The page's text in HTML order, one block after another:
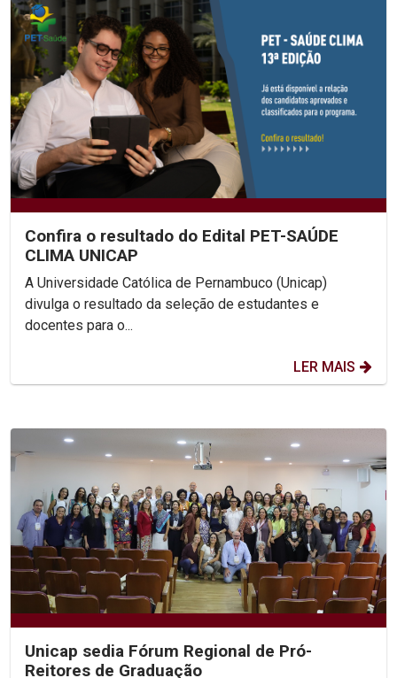
Confira o resultado do Edital PET-SAÚDE
CLIMA UNICAP
A Universidade Católica de Pernambuco (Unicap)
divulga o resultado da seleção de estudantes e
docentes para o...
LER MAIS
Unicap sedia Fórum Regional de Pró-
Reitores de Graduação